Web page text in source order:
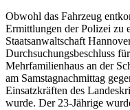
Obwohl das Fahrzeug
Ermittlungen der Polizei zu
Staatsanwaltschaft
Durchsuchungsbeschluss
Mehrfamilienhaus an der
am Samstagnachmittag
Einsatzkräften des
wurde. Der 23-Jährige